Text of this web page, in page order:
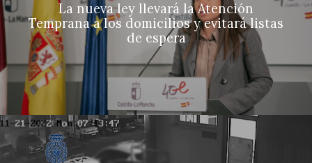
La nueva ley llevará la Atención
Temprana a los domicilios y evitará listas
de espera